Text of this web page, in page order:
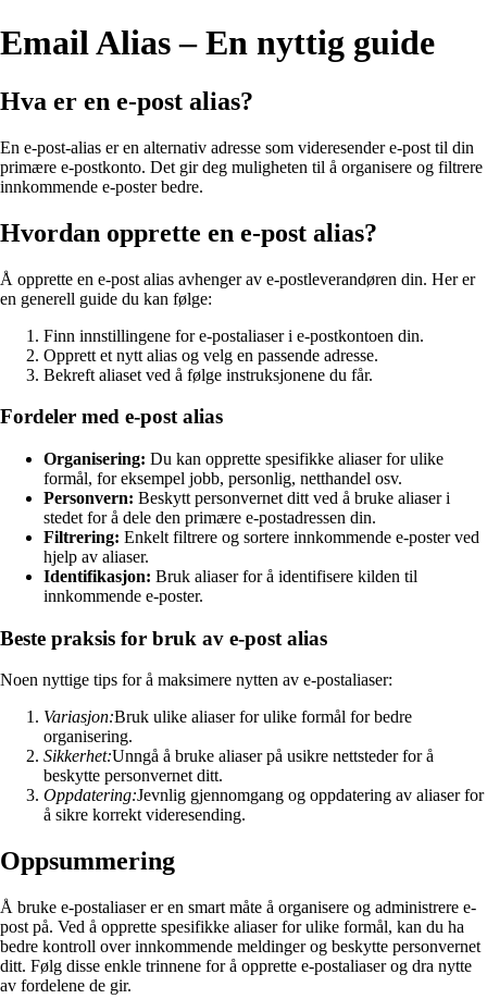
Email Alias – En nyttig guide
Hva er en e-post alias?
En e-post-alias er en alternativ adresse som videresender e-post til din
primære e-postkonto. Det gir deg muligheten til å organisere og filtrere
innkommende e-poster bedre.
Hvordan opprette en e-post alias?
Å opprette en e-post alias avhenger av e-postleverandøren din. Her er
en generell guide du kan følge:
Finn innstillingene for e-postaliaser i e-postkontoen din.
Opprett et nytt alias og velg en passende adresse.
Bekreft aliaset ved å følge instruksjonene du får.
Fordeler med e-post alias
Organisering: Du kan opprette spesifikke aliaser for ulike
formål, for eksempel jobb, personlig, netthandel osv.
Personvern: Beskytt personvernet ditt ved å bruke aliaser i
stedet for å dele den primære e-postadressen din.
Filtrering: Enkelt filtrere og sortere innkommende e-poster ved
hjelp av aliaser.
Identifikasjon: Bruk aliaser for å identifisere kilden til
innkommende e-poster.
Beste praksis for bruk av e-post alias
Noen nyttige tips for å maksimere nytten av e-postaliaser:
Variasjon:Bruk ulike aliaser for ulike formål for bedre
organisering.
Sikkerhet:Unngå å bruke aliaser på usikre nettsteder for å
beskytte personvernet ditt.
Oppdatering:Jevnlig gjennomgang og oppdatering av aliaser for
å sikre korrekt videresending.
Oppsummering
Å bruke e-postaliaser er en smart måte å organisere og administrere e-
post på. Ved å opprette spesifikke aliaser for ulike formål, kan du ha
bedre kontroll over innkommende meldinger og beskytte personvernet
ditt. Følg disse enkle trinnene for å opprette e-postaliaser og dra nytte
av fordelene de gir.